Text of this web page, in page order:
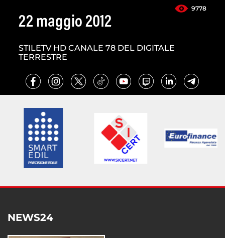
9778
22 maggio 2012
STILETV HD CANALE 78 DEL DIGITALE
TERRESTRE
NEWS24